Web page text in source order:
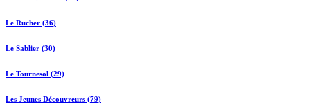
Le Rucher (36)
Le Sablier (30)
Le Tournesol (29)
Les Jeunes Découvreurs (79)